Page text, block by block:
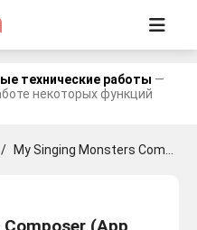
технические работы —
некоторых функций
/ My Singing Monsters Composer